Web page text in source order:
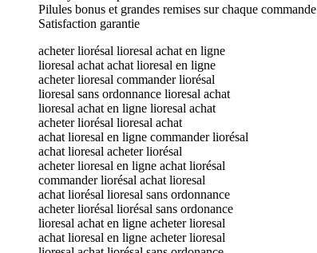
Pilules bonus et grandes remises sur chaque commande
Satisfaction garantie
acheter liorésal lioresal achat en ligne
lioresal achat achat lioresal en ligne
acheter lioresal commander liorésal
lioresal sans ordonnance lioresal achat
lioresal achat en ligne lioresal achat
acheter liorésal lioresal achat
achat lioresal en ligne commander liorésal
achat lioresal acheter liorésal
acheter lioresal en ligne achat liorésal
commander liorésal achat lioresal
achat liorésal lioresal sans ordonnance
acheter liorésal liorésal sans ordonance
lioresal achat en ligne acheter lioresal
achat lioresal en ligne acheter lioresal